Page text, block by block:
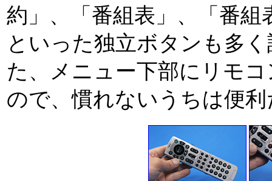
約」、「番組表」、「番組
といった独立ボタンも多
た、メニュー下部にリモ
ので、慣れないうちは便利